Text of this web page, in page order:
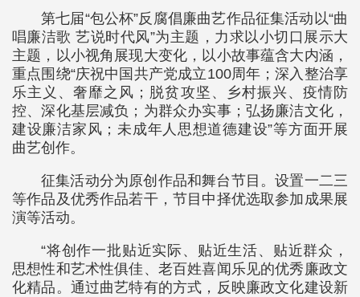
第七届“包公杯”反腐倡廉曲艺作品征集活动以“曲
唱廉洁歌 艺说时代风”为主题，力求以小切口展示大
主题，以小视角展现大变化，以小故事蕴含大内涵，
重点围绕“庆祝中国共产党成立100周年；深入整治享
乐主义、奢靡之风；脱贫攻坚、乡村振兴、疫情防
控、深化基层减负；为群众办实事；弘扬廉洁文化，
建设廉洁家风；未成年人思想道德建设”等方面开展
曲艺创作。
征集活动分为原创作品和舞台节目。设置一二三
等作品及优秀作品若干，节目中择优选取参加成果展
演等活动。
“将创作一批贴近实际、贴近生活、贴近群众，
思想性和艺术性俱佳、老百姓喜闻乐见的优秀廉政文
化精品。通过曲艺特有的方式，反映廉政文化建设新